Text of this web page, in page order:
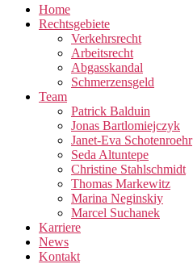
Home
Rechtsgebiete
Verkehrsrecht
Arbeitsrecht
Abgasskandal
Schmerzensgeld
Team
Patrick Balduin
Jonas Bartlomiejczyk
Janet-Eva Schotenroehr
Seda Altuntepe
Christine Stahlschmidt
Thomas Markewitz
Marina Neginskiy
Marcel Suchanek
Karriere
News
Kontakt